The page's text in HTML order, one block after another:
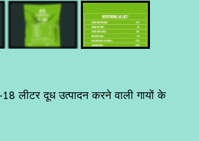
लीटर दूध उत्पादन करने वाली गायों के